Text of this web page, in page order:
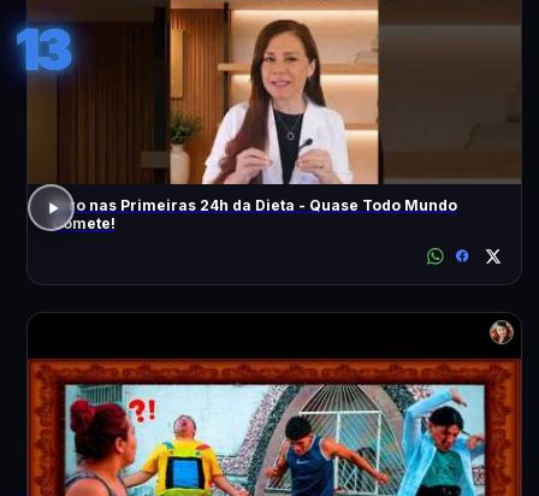
13
Erro nas Primeiras 24h da Dieta - Quase Todo Mundo
Comete!